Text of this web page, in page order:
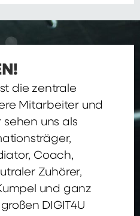
die zentrale
Mitarbeiter und
sehen uns als
Coach,
Zuhörer,
und ganz
DIGIT4U